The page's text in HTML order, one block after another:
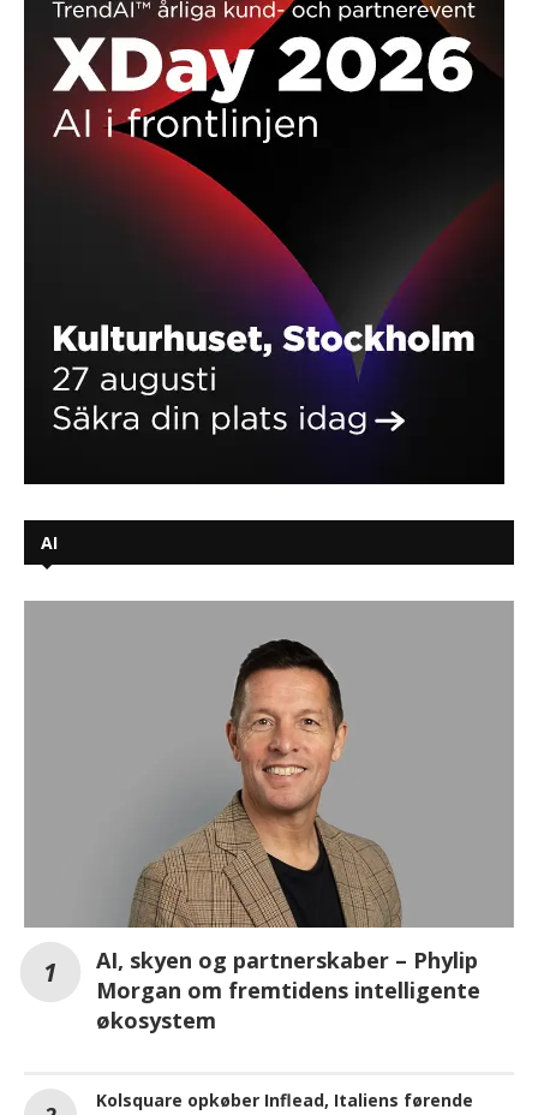
AI
AI, skyen og partnerskaber – Phylip
Morgan om fremtidens intelligente
økosystem
Kolsquare opkøber Inflead, Italiens førende